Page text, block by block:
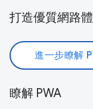
打造優質網路體
進一步瞭解
瞭解 PWA